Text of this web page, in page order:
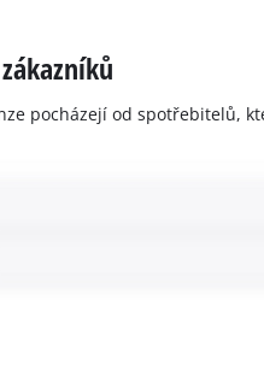
pocházejí od spotřebitelů,